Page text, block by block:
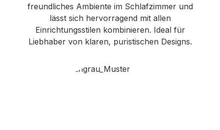
freundliches Ambiente im Schlafzimmer und
lässt sich hervorragend mit allen
Einrichtungsstilen kombinieren. Ideal für
Liebhaber von klaren, puristischen Designs.